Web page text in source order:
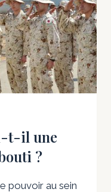
t-il une
?
pouvoir au sein